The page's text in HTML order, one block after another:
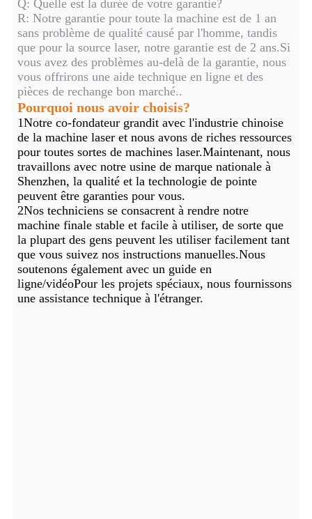
Q: Quelle est la durée de votre garantie?
R: Notre garantie pour toute la machine est de 1 an
sans problème de qualité causé par l'homme, tandis
que pour la source laser, notre garantie est de 2 ans.Si
vous avez des problèmes au-delà de la garantie, nous
vous offrirons une aide technique en ligne et des
pièces de rechange bon marché..
Pourquoi nous avoir choisis?
1Notre co-fondateur grandit avec l'industrie chinoise
de la machine laser et nous avons de riches ressources
pour toutes sortes de machines laser.Maintenant, nous
travaillons avec notre usine de marque nationale à
Shenzhen, la qualité et la technologie de pointe
peuvent être garanties pour vous.
2Nos techniciens se consacrent à rendre notre
machine finale stable et facile à utiliser, de sorte que
la plupart des gens peuvent les utiliser facilement tant
que vous suivez nos instructions manuelles.Nous
soutenons également avec un guide en
ligne/vidéoPour les projets spéciaux, nous fournissons
une assistance technique à l'étranger.